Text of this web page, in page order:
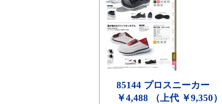
85144 プロスニーカー
￥4,488 （上代 ￥9,350）